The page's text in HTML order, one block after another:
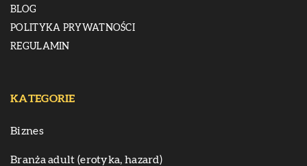
BLOG
POLITYKA PRYWATNOŚCI
REGULAMIN
KATEGORIE
Biznes
Branża adult (erotyka, hazard)